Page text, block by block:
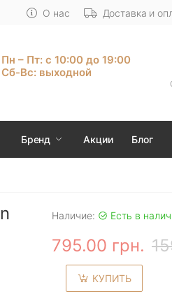
О нас Доставка и
Пн – Пт: с 10:00 до 19:00
Сб-Вс: выходной
Бренд Акции Блог
Наличие: Есть в
795.00 грн.
КУПИТЬ